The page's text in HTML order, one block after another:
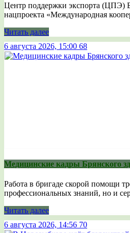
Центр поддержки экспорта (ЦПЭ)
нацпроекта «Международная
Читать далее
6 августа 2026, 15:00 68
Медицинские кадры Брянского
Работа в бригаде скорой помощи
профессиональных знаний, но и
Читать далее
6 августа 2026, 14:56 70